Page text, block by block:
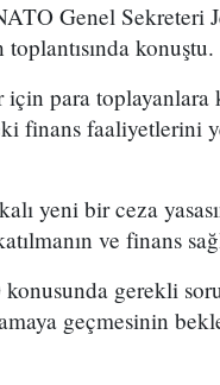
Genel Sekreteri
konuştu.
para toplayanlara
finans faaliyetlerini
yeni bir ceza
ve finans
gerekli
geçmesinin